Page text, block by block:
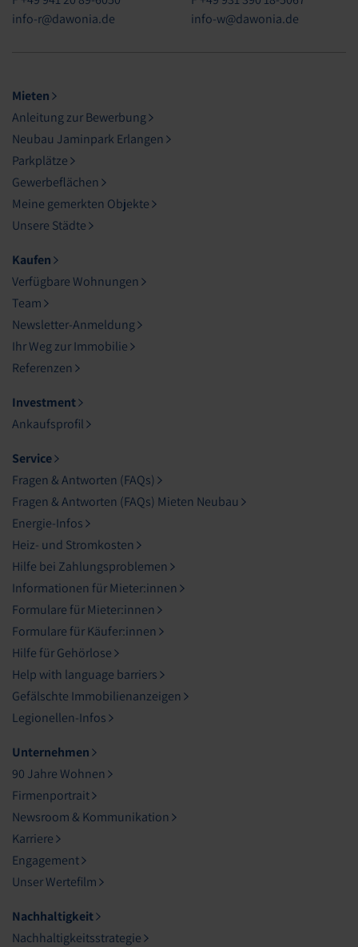
info-r@dawonia.de
info-w@dawonia.de
Mieten
Anleitung zur Bewerbung
Neubau Jaminpark Erlangen
Parkplätze
Gewerbeflächen
Meine gemerkten Objekte
Unsere Städte
Kaufen
Verfügbare Wohnungen
Team
Newsletter-Anmeldung
Ihr Weg zur Immobilie
Referenzen
Investment
Ankaufsprofil
Service
Fragen & Antworten (FAQs)
Fragen & Antworten (FAQs) Mieten Neubau
Energie-Infos
Heiz- und Stromkosten
Hilfe bei Zahlungsproblemen
Informationen für Mieter:innen
Formulare für Mieter:innen
Formulare für Käufer:innen
Hilfe für Gehörlose
Help with language barriers
Gefälschte Immobilienanzeigen
Legionellen-Infos
Unternehmen
90 Jahre Wohnen
Firmenportrait
Newsroom & Kommunikation
Karriere
Engagement
Unser Wertefilm
Nachhaltigkeit
Nachhaltigkeitsstrategie